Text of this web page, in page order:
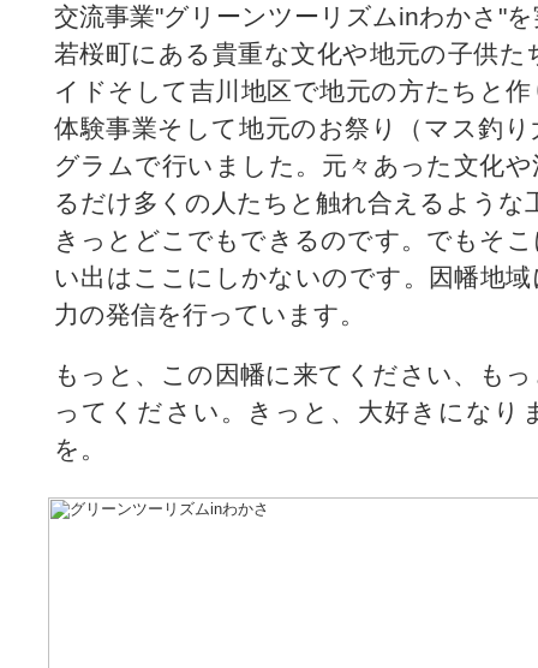
交流事業"グリーンツーリズムinわかさ"
若桜町にある貴重な文化や地元の子供
イドそして吉川地区で地元の方たちと
体験事業そして地元のお祭り（マス釣
グラムで行いました。元々あった文化
るだけ多くの人たちと触れ合えるような
きっとどこでもできるのです。でもそ
い出はここにしかないのです。因幡地
力の発信を行っています。
もっと、この因幡に来てください、も
ってください。きっと、大好きになり
を。